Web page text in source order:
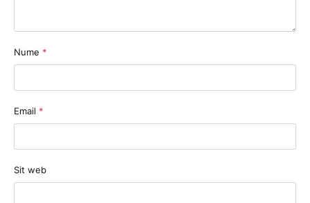
Nume *
Email *
Sit web